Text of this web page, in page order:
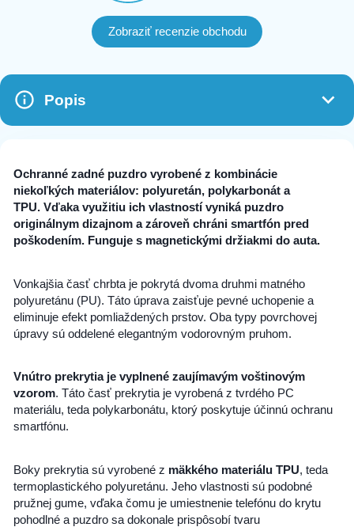
Zobraziť recenzie obchodu
Popis
Ochranné zadné puzdro vyrobené z kombinácie
niekoľkých materiálov: polyuretán, polykarbonát a
TPU. Vďaka využitiu ich vlastností vyniká puzdro
originálnym dizajnom a zároveň chráni smartfón pred
poškodením. Funguje s magnetickými držiakmi do auta.
Vonkajšia časť chrbta je pokrytá dvoma druhmi matného
polyuretánu (PU). Táto úprava zaisťuje pevné uchopenie a
eliminuje efekt pomliaždených prstov. Oba typy povrchovej
úpravy sú oddelené elegantným vodorovným pruhom.
Vnútro prekrytia je vyplnené zaujímavým voštinovým
vzorom. Táto časť prekrytia je vyrobená z tvrdého PC
materiálu, teda polykarbonátu, ktorý poskytuje účinnú ochranu
smartfónu.
Boky prekrytia sú vyrobené z mäkkého materiálu TPU, teda
termoplastického polyuretánu. Jeho vlastnosti sú podobné
pružnej gume, vďaka čomu je umiestnenie telefónu do krytu
pohodlné a puzdro sa dokonale prispôsobí tvaru